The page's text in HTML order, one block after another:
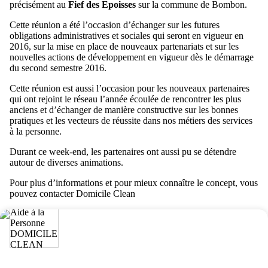
précisément au Fief des Epoisses sur la commune de Bombon.
Cette réunion a été l’occasion d’échanger sur les futures
obligations administratives et sociales qui seront en vigueur en
2016, sur la mise en place de nouveaux partenariats et sur les
nouvelles actions de développement en vigueur dès le démarrage
du second semestre 2016.
Cette réunion est aussi l’occasion pour les nouveaux partenaires
qui ont rejoint le réseau l’année écoulée de rencontrer les plus
anciens et d’échanger de manière constructive sur les bonnes
pratiques et les vecteurs de réussite dans nos métiers des services
à la personne.
Durant ce week-end, les partenaires ont aussi pu se détendre
autour de diverses animations.
Pour plus d’informations et pour mieux connaître le concept, vous
pouvez contacter Domicile Clean